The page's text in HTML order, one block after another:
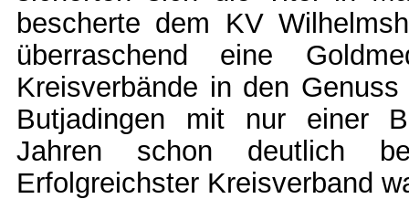
bescherte dem KV
überraschend eine
Kreisverbände in den
Butjadingen mit nur einer
Jahren schon deutlich
Erfolgreichster Kreisverband